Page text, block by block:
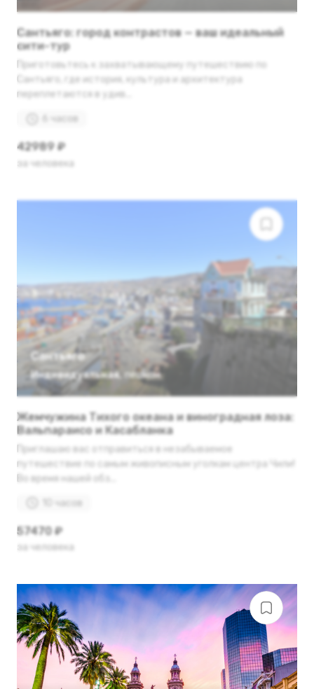
Сантьяго: город контрастов — ваш идеальный
сити-тур
Приготовьтесь к захватывающему путешествию по
Сантьяго, где история, культура и архитектура
переплетаются в удив...
6 часов
42989 ₽
за человека
Сантьяго
Индивидуальная, пешком
Жемчужина Тихого океана и виноградная лоза:
Вальпараисо и Касабланка
Приглашаю вас отправиться в незабываемое
путешествие по самым живописным уголкам центра Чили!
Во время нашей обз...
10 часов
57470 ₽
за человека